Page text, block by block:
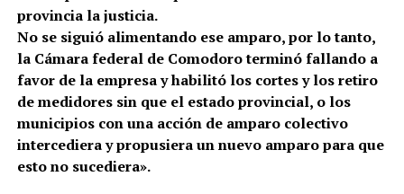
provincia la justicia.
No se siguió alimentando ese amparo, por lo tanto,
la Cámara federal de Comodoro terminó fallando a
favor de la empresa y habilitó los cortes y los retiro
de medidores sin que el estado provincial, o los
municipios con una acción de amparo colectivo
intercediera y propusiera un nuevo amparo para que
esto no sucediera».